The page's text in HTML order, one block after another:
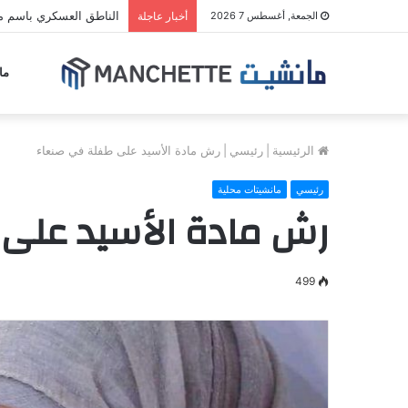
الجمعة, أغسطس 7 2026 أخبار عاجلة الناطق العسكري باسم
الرئيسية رئيسي رش مادة الأسيد على طفلة في صنعاء
رئيسي مانشيتات محلية
رش مادة الأسيد
499